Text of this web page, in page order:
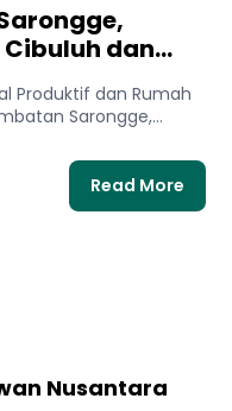
dan
Produktif dan Rumah
Sarongge,
Read More
Nusantara